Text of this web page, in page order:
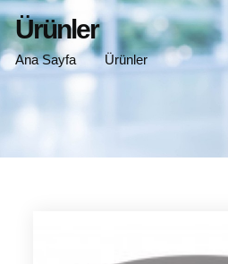
Ürünler
Ana Sayfa Ürünler